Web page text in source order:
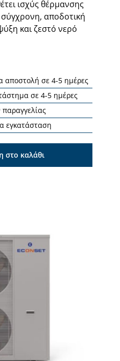
ισχύς θέρμανσης
σύγχρονη, αποδοτική
και ζεστό νερό
αποστολή σε 4-5 ημέρες
σε 4-5 ημέρες
παραγγελίας
εγκατάσταση
στο καλάθι